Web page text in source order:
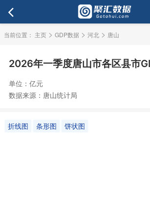
当前位置： 主页 > GDP数据 > 河北 > 唐山
2026年一季度唐山市各区县市
单位：亿元
数据来源：唐山统计局
折线图 条形图 饼状图